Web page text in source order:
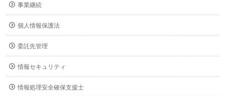
事業継続
個人情報保護法
委託先管理
情報セキュリティ
情報処理安全確保支援士